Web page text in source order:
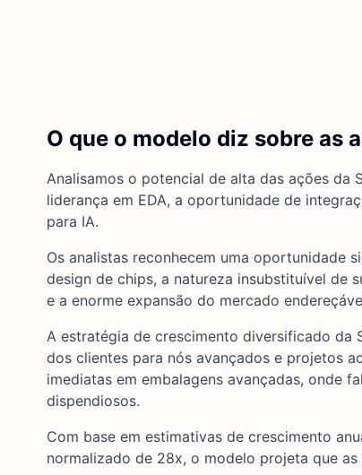
O que o modelo diz sobre as
Analisamos o potencial de alta das ações da
liderança em EDA, a oportunidade de
para IA.
Os analistas reconhecem uma oportunidade
design de chips, a natureza insubstituível de
e a enorme expansão do mercado
A estratégia de crescimento diversificado da
dos clientes para nós avançados e projetos
imediatas em embalagens avançadas, onde
dispendiosos.
Com base em estimativas de crescimento
normalizado de 28x, o modelo projeta que